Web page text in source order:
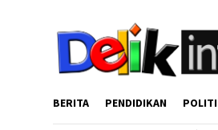
BERITA PENDIDIKAN